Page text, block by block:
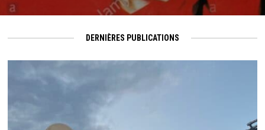
DERNIÈRES PUBLICATIONS